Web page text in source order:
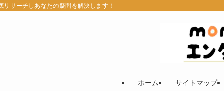
リサーチしあなたの疑問を解決します！
ホーム サイトマップ